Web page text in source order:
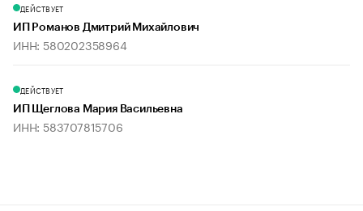
ДЕЙСТВУЕТ
ИП Романов Дмитрий Михайлович
ИНН: 580202358964
ДЕЙСТВУЕТ
ИП Щеглова Мария Васильевна
ИНН: 583707815706